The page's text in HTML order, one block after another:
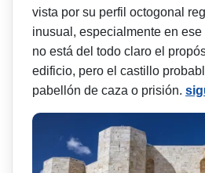
vista por su perfil octogonal
inusual, especialmente en ese
no está del todo claro el
edificio, pero el castillo
pabellón de caza o prisión.